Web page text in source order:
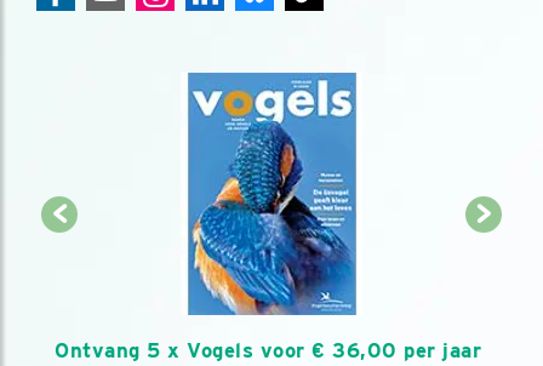
Ontvang 5 x Vogels voor € 36,00 per jaar